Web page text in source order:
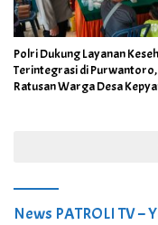
Polri Dukung Layanan
Terintegrasi di Purwantoro,
Ratusan Warga Desa
News PATROLI TV –